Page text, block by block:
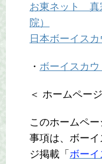
お東ネット 真
院）
日本ボーイス
・ ボーイスカウ
＜ ホームペー
このホームペ
事項は、ボー
ジ掲載「 ボーイ